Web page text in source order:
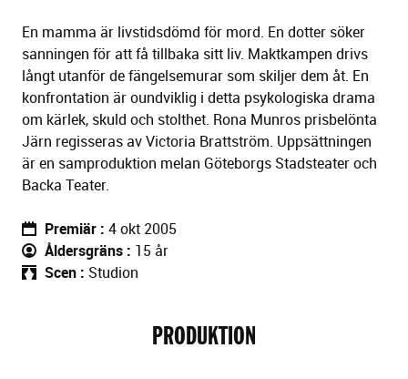
En mamma är livstidsdömd för mord. En dotter söker
sanningen för att få tillbaka sitt liv. Maktkampen drivs
långt utanför de fängelsemurar som skiljer dem åt. En
konfrontation är oundviklig i detta psykologiska drama
om kärlek, skuld och stolthet. Rona Munros prisbelönta
Järn regisseras av Victoria Brattström. Uppsättningen
är en samproduktion melan Göteborgs Stadsteater och
Backa Teater.
Premiär 4 okt 2005
Åldersgräns
15 år
Scen
Studion
PRODUKTION